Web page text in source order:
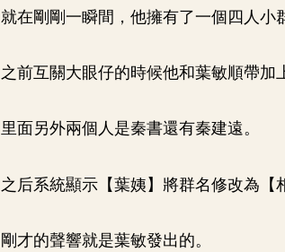
就在剛剛一瞬間，他擁有了一個四人小
之前互關大眼仔的時候他和葉敏順帶加
里面另外兩個人是秦書還有秦建遠。
之后系統顯示【葉姨】將群名修改為【
剛才的聲響就是葉敏發出的。